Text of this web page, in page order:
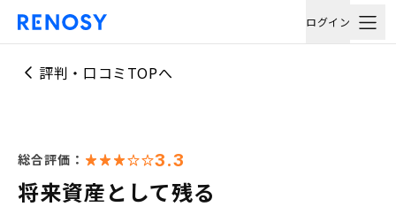
ログイン
評判・口コミTOPへ
総合評価： 3.3
将来資産として残る